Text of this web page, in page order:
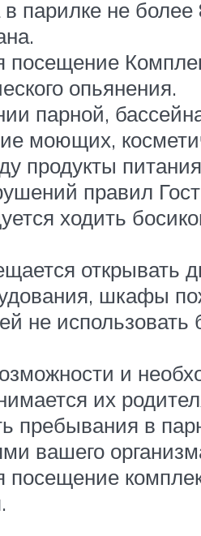
в парилке не
посещение
опьянения.
парной,
моющих,
продукты
правил
ходить
шкафы
не
и
их
пребывания в
вашего
посещение